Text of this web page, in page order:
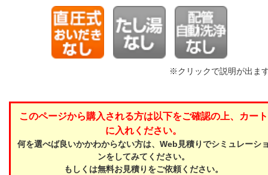
※クリックで説明が出ま
このページから購入される方は以下をご確認の上、カート
に入れください。
何を選べば良いかかわからない方は、Web見積りでシミュレーシ
ンをしてみてください。
もしくは無料お見積りをご依頼ください。